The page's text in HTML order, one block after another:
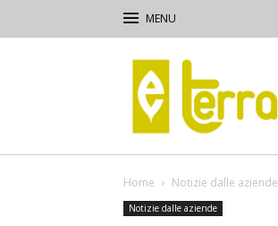
Terra
e
Vita
Home Notizie dalle aziende
Notizie dalle aziende